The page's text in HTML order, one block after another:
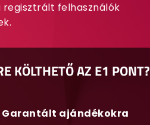
regisztrált felhasználók
KÖLTHETŐ AZ E1 PONT?
Garantált ajándékokra